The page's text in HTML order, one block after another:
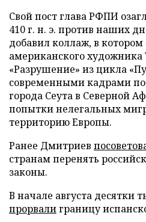
Свой пост глава РФПИ
410 г. н. э. против наших
добавил коллаж, в
американского художника
«Разрушение» из цикла
современными кадрами
города Сеута в Северной
попытки нелегальных
территорию Европы.
Ранее Дмитриев
странам перенять
законы.
В начале августа десятки
прорвалиграницу